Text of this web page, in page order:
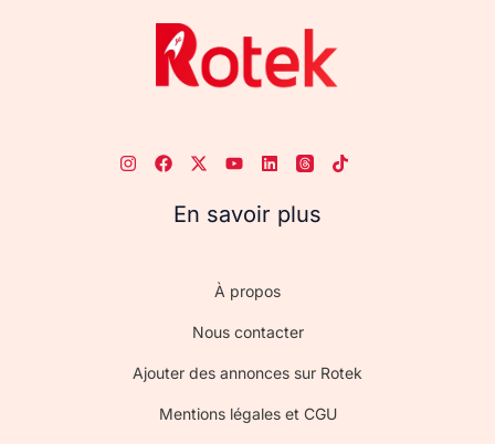
En savoir plus
À propos
Nous contacter
Ajouter des annonces sur Rotek
Mentions légales et CGU